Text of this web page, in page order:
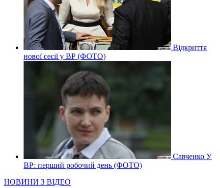
Відкриття
нової сесії у ВР (ФОТО)
Савченко У
ВР: перший робочий день (ФОТО)
НОВИНИ З ВІДЕО